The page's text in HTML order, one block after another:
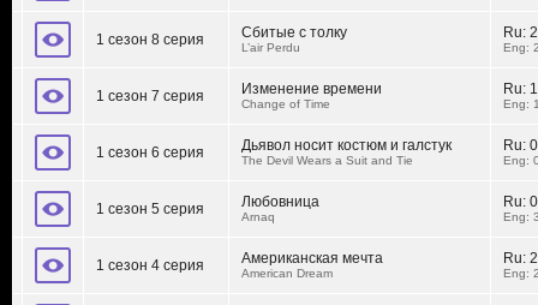
1 сезон 8 серия Сбитые с толку
L’air Perdu
Ru:
Eng:
1 сезон 7 серия Изменение времени
Change of Time
Ru:
Eng:
1 сезон 6 серия Дьявол носит костюм и галстук
The Devil Wears a Suit and Tie
Ru:
Eng:
1 сезон 5 серия Любовница
Arnaq
Ru:
Eng:
1 сезон 4 серия Американская мечта
American Dream
Ru:
Eng: